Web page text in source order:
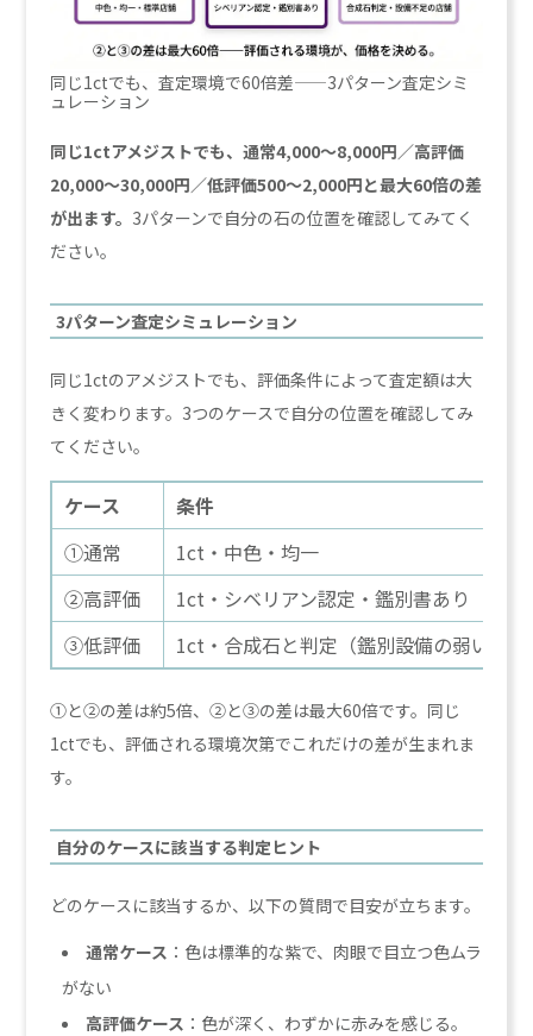
同じ1ctでも、査定環境で60倍差——3パターン査定シミ
ュレーション
同じ1ctアメジストでも、通常4,000〜8,000円／高評価
20,000〜30,000円／低評価500〜2,000円と最大60倍の差
が出ます。 3パターンで自分の石の位置を確認してみてく
ださい。
3パターン査定シミュレーション
同じ1ctのアメジストでも、評価条件によって査定額は大
きく変わります。3つのケースで自分の位置を確認してみ
てください。
ケース
条件
①通常
1ct・中色・均一
②高評価
1ct・シベリアン認定・鑑別書あり
③低評価
1ct・合成石と判定（鑑別設備の弱い店
①と②の差は約5倍、②と③の差は最大60倍です。同じ
1ctでも、評価される環境次第でこれだけの差が生まれま
す。
自分のケースに該当する判定ヒント
どのケースに該当するか、以下の質問で目安が立ちます。
通常ケース ：色は標準的な紫で、肉眼で目立つ色ムラ
がない
高評価ケース ：色が深く、わずかに赤みを感じる。